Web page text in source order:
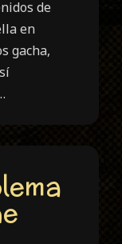
de
en
gacha,